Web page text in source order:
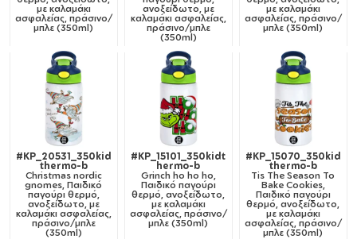
με καλαμάκι
ασφαλείας, πράσινο/
μπλε (350ml)
ανοξείδωτο, με
καλαμάκι ασφαλείας,
πράσινο/μπλε
(350ml)
με καλαμάκι
ασφαλείας, πράσινο/
μπλε (350ml)
#KP_20531_350kid
thermo-b
Christmas nordic
gnomes, Παιδικό
παγούρι θερμό,
ανοξείδωτο, με
καλαμάκι ασφαλείας,
πράσινο/μπλε
(350ml)
#KP_15101_350kidt
hermo-b
Grinch ho ho ho,
Παιδικό παγούρι
θερμό, ανοξείδωτο,
με καλαμάκι
ασφαλείας, πράσινο/
μπλε (350ml)
#KP_15070_350kid
thermo-b
Tis The Season To
Bake Cookies,
Παιδικό παγούρι
θερμό, ανοξείδωτο,
με καλαμάκι
ασφαλείας, πράσινο/
μπλε (350ml)